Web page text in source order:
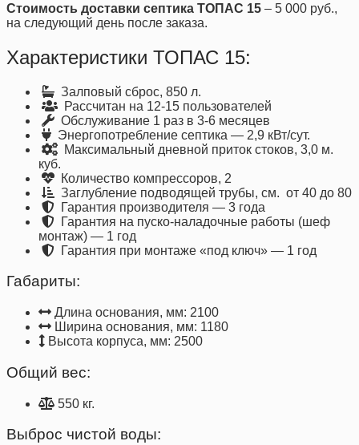
Стоимость доставки септика ТОПАС 15 – 5 000 руб.,
на следующий день после заказа.
Характеристики ТОПАС 15:
Залповый сброс, 850 л.
Рассчитан на 12-15 пользователей
Обслуживание 1 раз в 3-6 месяцев
Энергопотребление септика — 2,9 кВт/сут.
Максимальный дневной приток стоков, 3,0 м.
куб.
Количество компрессоров, 2
Заглубление подводящей трубы, см. от 40 до 80
Гарантия производителя — 3 года
Гарантия на пуско-наладочные работы (шеф
монтаж) — 1 год
Гарантия при монтаже «под ключ» — 1 год
Габариты:
Длина основания, мм: 2100
Ширина основания, мм: 1180
Высота корпуса, мм: 2500
Общий вес:
550 кг.
Выброс чистой воды: